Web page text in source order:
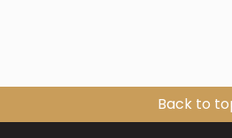
Back to